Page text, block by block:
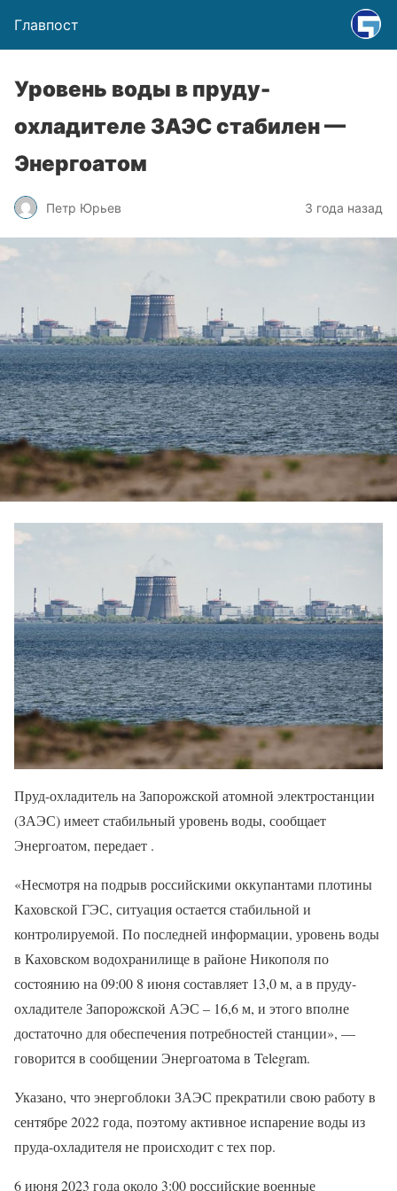
Главпост
Уровень воды в пруду-
охладителе ЗАЭС стабилен —
Энергоатом
Петр Юрьев 3 года назад
Пруд-охладитель на Запорожской атомной электростанции
(ЗАЭС) имеет стабильный уровень воды, сообщает
Энергоатом, передает .
«Несмотря на подрыв российскими оккупантами плотины
Каховской ГЭС, ситуация остается стабильной и
контролируемой. По последней информации, уровень воды
в Каховском водохранилище в районе Никополя по
состоянию на 09:00 8 июня составляет 13,0 м, а в пруду-
охладителе Запорожской АЭС – 16,6 м, и этого вполне
достаточно для обеспечения потребностей станции», —
говорится в сообщении Энергоатома в Telegram.
Указано, что энергоблоки ЗАЭС прекратили свою работу в
сентябре 2022 года, поэтому активное испарение воды из
пруда-охладителя не происходит с тех пор.
6 июня 2023 года около 3:00 российские военные